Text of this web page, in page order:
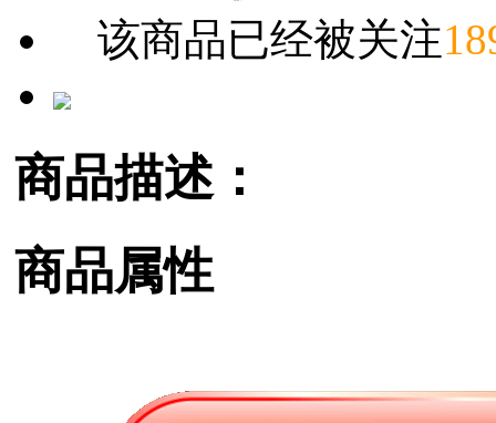
该商品已经被关注
商品描述：
商品属性